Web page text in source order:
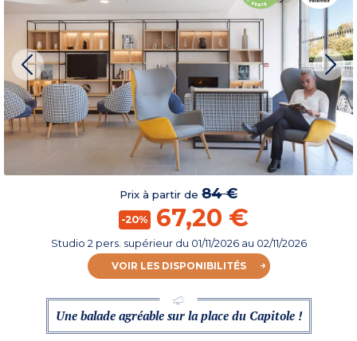
Prix à partir de 84 €
-20% 67,20 €
Studio 2 pers. supérieur du 01/11/2026au 02/11/2026
VOIR LES DISPONIBILITÉS
Une balade agréable sur la place du Capitole !